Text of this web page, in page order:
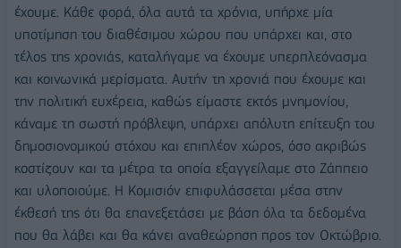
έχουμε. Κάθε φορά, όλα αυτά τα χρόνια, υπήρχε μία
υποτίμηση του διαθέσιμου χώρου που υπάρχει και, στο
τέλος της χρονιάς, καταλήγαμε να έχουμε υπερπλεόνασμα
και κοινωνικά μερίσματα. Αυτήν τη χρονιά που έχουμε και
την πολιτική ευχέρεια, καθώς είμαστε εκτός μνημονίου,
κάναμε τη σωστή πρόβλεψη, υπάρχει απόλυτη επίτευξη του
δημοσιονομικού στόχου και επιπλέον χώρος, όσο ακριβώς
κοστίζουν και τα μέτρα τα οποία εξαγγείλαμε στο Ζάππειο
και υλοποιούμε. Η Κομισιόν επιφυλάσσεται μέσα στην
έκθεσή της ότι θα επανεξετάσει με βάση όλα τα δεδομένα
που θα λάβει και θα κάνει αναθεώρηση προς τον Οκτώβριο.